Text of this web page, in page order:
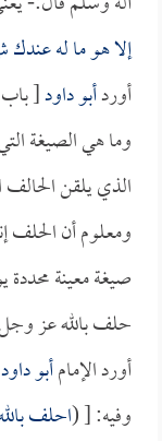
إلا هو ما له
أوردأبو داود[
وما هي الصيغة
الذي يلقن الحالف
ومعلوم أن الحلف
صيغة معينة محددة
حلف بالله عز وجل
أورد الإمامأبو داود
وفيه: [ (احلف